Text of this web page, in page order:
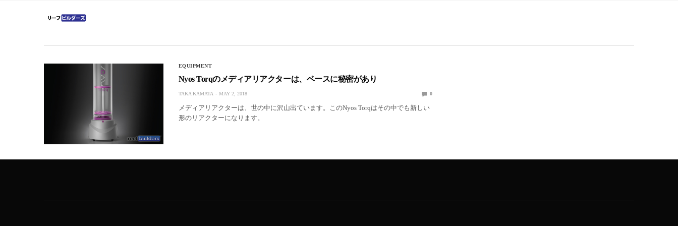
EQUIPMENT
Nyos Torqのメディアリアクターは、ベースに秘密があり
TAKA KAMATA MAY 2, 2018 0
メディアリアクターは、世の中に沢山出ています。このNyos Torqはその中でも新しい
形のリアクターになります。